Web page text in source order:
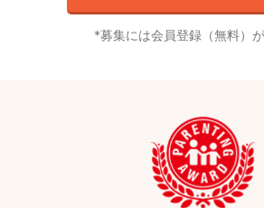
募集には会員登録（無料）